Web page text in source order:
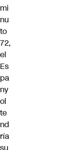
mi
nu
to
72,
el
Es
pa
ny
ol
te
nd
ría
su